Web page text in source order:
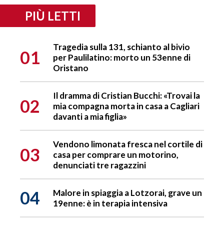
PIÙ LETTI
01
Tragedia sulla 131, schianto al bivio
per Paulilatino: morto un 53enne di
Oristano
02
Il dramma di Cristian Bucchi: «Trovai la
mia compagna morta in casa a Cagliari
davanti a mia figlia»
03
Vendono limonata fresca nel cortile di
casa per comprare un motorino,
denunciati tre ragazzini
04
Malore in spiaggia a Lotzorai, grave un
19enne: è in terapia intensiva